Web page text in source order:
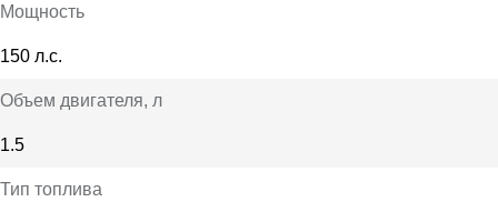
Мощность
150 л.с.
Объем двигателя, л
1.5
Тип топлива